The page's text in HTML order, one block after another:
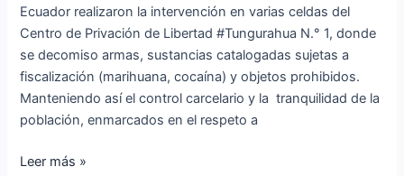
Ecuador realizaron la intervención en varias celdas del
Centro de Privación de Libertad #Tungurahua N.° 1, donde
se decomiso armas, sustancias catalogadas sujetas a
fiscalización (marihuana, cocaína) y objetos prohibidos.
Manteniendo así el control carcelario y la tranquilidad de la
población, enmarcados en el respeto a
Leer más »